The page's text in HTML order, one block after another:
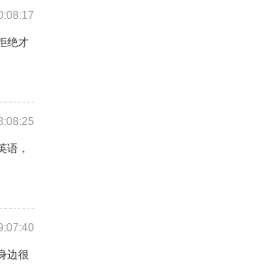
绝才
语，
边很